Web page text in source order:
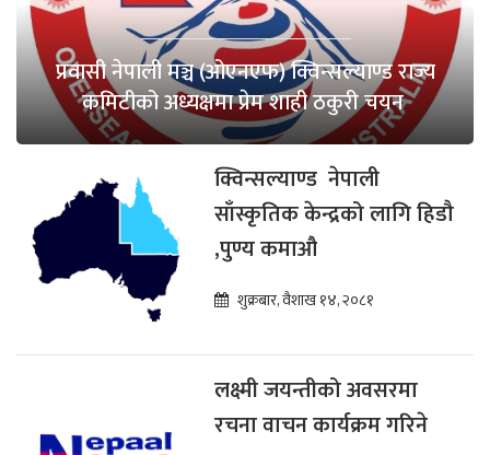
प्रवासी नेपाली मञ्च (ओएनएफ) क्विन्सल्याण्ड राज्य
कमिटीको अध्यक्षमा प्रेम शाही ठकुरी चयन
क्विन्सल्याण्ड नेपाली
साँस्कृतिक केन्द्रको लागि हिडौ
,पुण्य कमाऔ
शुक्रबार, वैशाख १४, २०८१
लक्ष्मी जयन्तीको अवसरमा
रचना वाचन कार्यक्रम गरिने